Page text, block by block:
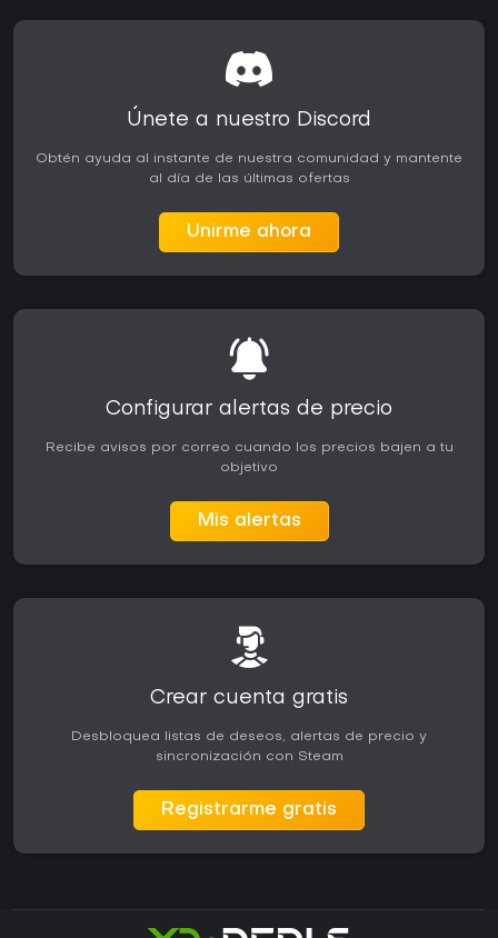
Únete a nuestro Discord
Obtén ayuda al instante de nuestra comunidad y mantente
al día de las últimas ofertas
Unirme ahora
Configurar alertas de precio
Recibe avisos por correo cuando los precios bajen a tu
objetivo
Mis alertas
Crear cuenta gratis
Desbloquea listas de deseos, alertas de precio y
sincronización con Steam
Registrarme gratis